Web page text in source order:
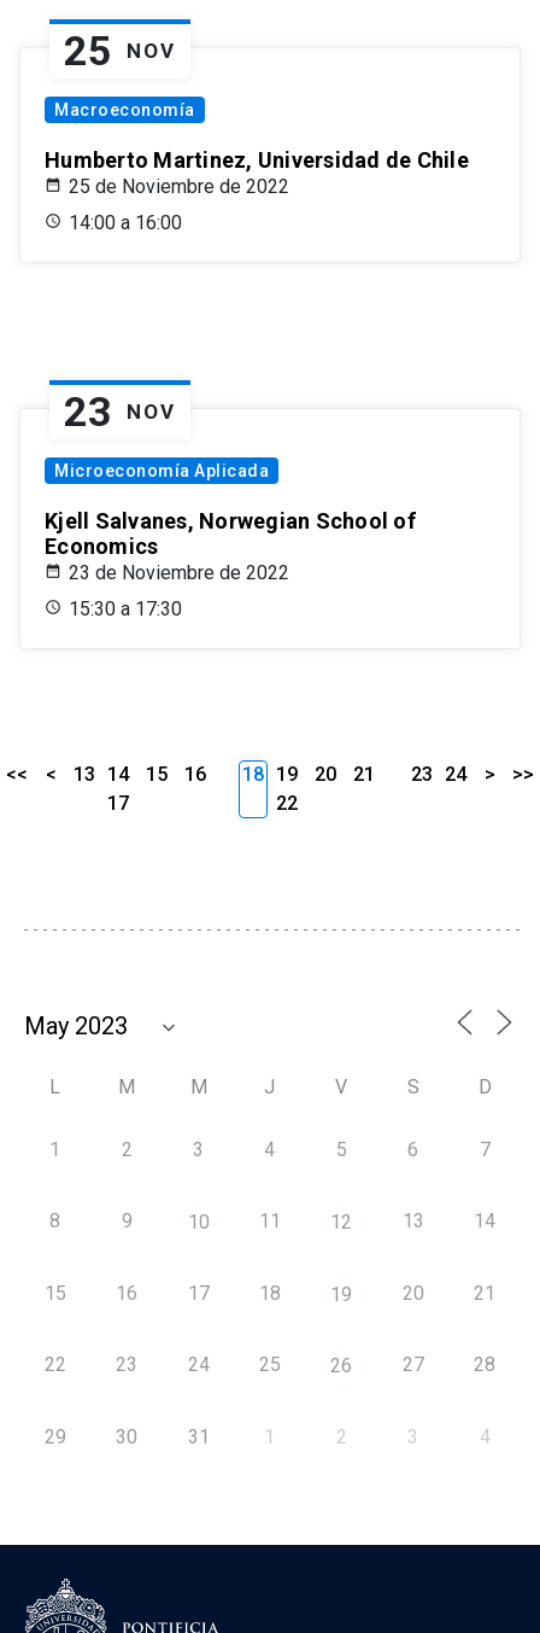
25 NOV
Macroeconomía
Humberto Martinez, Universidad de Chile
25 de Noviembre de 2022
14:00 a 16:00
23 NOV
Microeconomía Aplicada
Kjell Salvanes, Norwegian School of
Economics
23 de Noviembre de 2022
15:30 a 17:30
<< < 13 14 15
16
17
18 19 20
21
22
23 24 > >>
L M M J V S D
1 2 3 4 5 6 7
8 9 10 11 12 13 14
15 16 17 18 19 20 21
22 23 24 25 26 27 28
29 30 31 1 2 3 4